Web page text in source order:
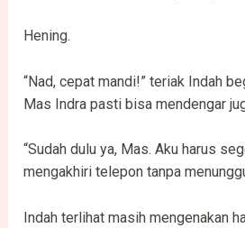
Hening.
“Nad, cepat mandi!” teriak Indah
Mas Indra pasti bisa mendengar
“Sudah dulu ya, Mas. Aku harus
mengakhiri telepon tanpa
Indah terlihat masih mengenakan